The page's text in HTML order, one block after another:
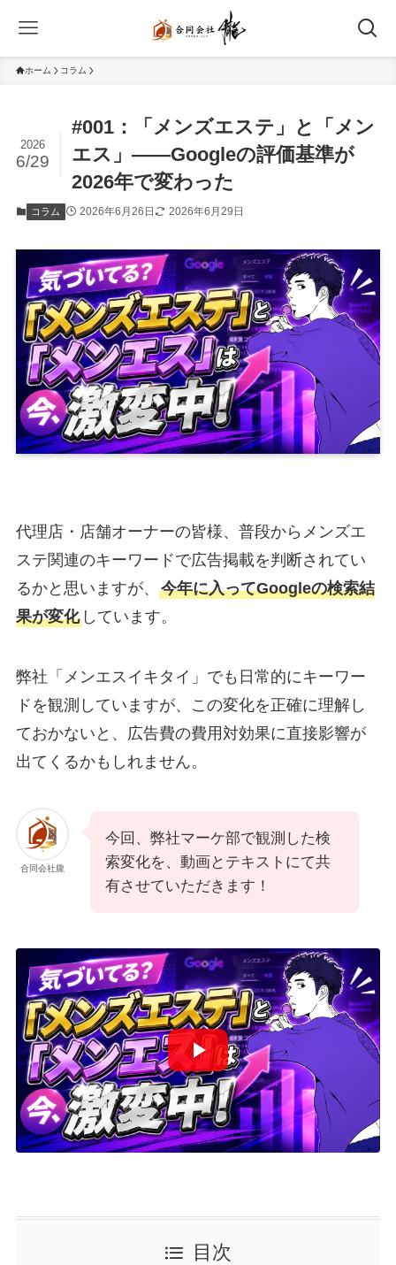
ホーム コラム
#001：「メンズエステ」と「メン
エス」——Googleの評価基準が
2026年で変わった
2026
6/29
コラム 2026年6月26日 2026年6月29日
代理店・店舗オーナーの皆様、普段からメンズエ
ステ関連のキーワードで広告掲載を判断されてい
るかと思いますが、 今年に入ってGoogleの検索結
果が変化しています。
弊社「メンエスイキタイ」でも日常的にキーワー
ドを観測していますが、この変化を正確に理解し
ておかないと、広告費の費用対効果に直接影響が
出てくるかもしれません。
合同会社朧
今回、弊社マーケ部で観測した検
索変化を、動画とテキストにて共
有させていただきます！
目次